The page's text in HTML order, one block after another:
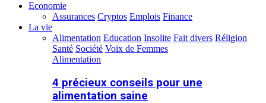
Economie
Assurances Cryptos Emplois Finance
La vie
Alimentation Education Insolite Fait divers Réligion
Santé Société Voix de Femmes
Alimentation
4 précieux conseils pour une
alimentation saine